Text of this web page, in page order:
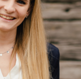
Aufgaben stellt mich
und
meine Arbeit immer
bleibt. Ich freue mich,
sein und gemeinsam
zu wachsen.